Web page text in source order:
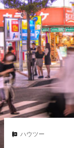
ハウツー